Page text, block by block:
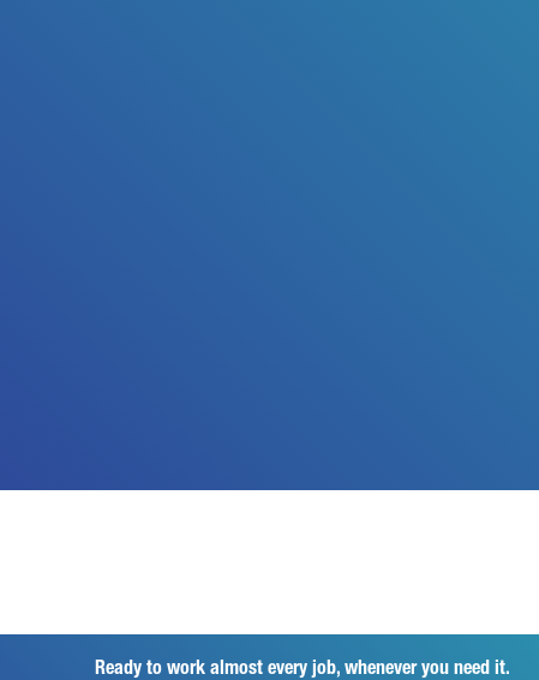
Ready to work almost every job, whenever you need it.